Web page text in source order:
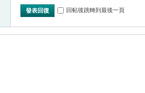
發表回復 回帖後跳轉到最後一頁